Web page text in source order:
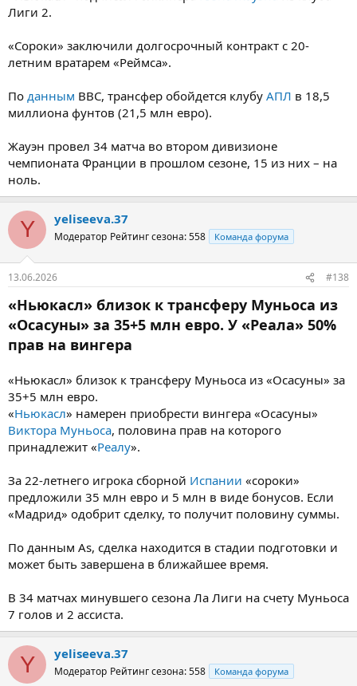
Лиги 2.
«Сороки» заключили долгосрочный контракт с 20-
летним вратарем «Реймса».
По данным BBC, трансфер обойдется клубу АПЛ в 18,5
миллиона фунтов (21,5 млн евро).
Жауэн провел 34 матча во втором дивизионе
чемпионата Франции в прошлом сезоне, 15 из них – на
ноль.
Y yeliseeva.37
Модератор Рейтинг сезона: 558 Команда форума
13.06.2026 #138
«Ньюкасл» близок к трансферу Муньоса из
«Осасуны» за 35+5 млн евро. У «Реала» 50%
прав на вингера
«Ньюкасл» близок к трансферу Муньоса из «Осасуны» за
35+5 млн евро.
«Ньюкасл» намерен приобрести вингера «Осасуны»
Виктора Муньоса, половина прав на которого
принадлежит «Реалу».
За 22-летнего игрока сборной Испании «сороки»
предложили 35 млн евро и 5 млн в виде бонусов. Если
«Мадрид» одобрит сделку, то получит половину суммы.
По данным As, сделка находится в стадии подготовки и
может быть завершена в ближайшее время.
В 34 матчах минувшего сезона Ла Лиги на счету Муньоса
7 голов и 2 ассиста.
Y yeliseeva.37
Модератор Рейтинг сезона: 558 Команда форума